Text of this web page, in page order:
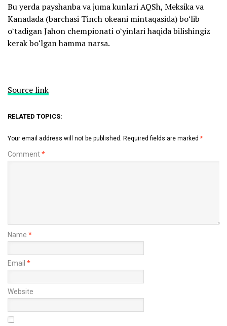
Bu yerda payshanba va juma kunlari AQSh, Meksika va
Kanadada (barchasi Tinch okeani mintaqasida) boʻlib
oʻtadigan Jahon chempionati oʻyinlari haqida bilishingiz
kerak boʻlgan hamma narsa.
Source link
RELATED TOPICS:
Your email address will not be published. Required fields are marked *
Comment*
Name *
Email *
Website